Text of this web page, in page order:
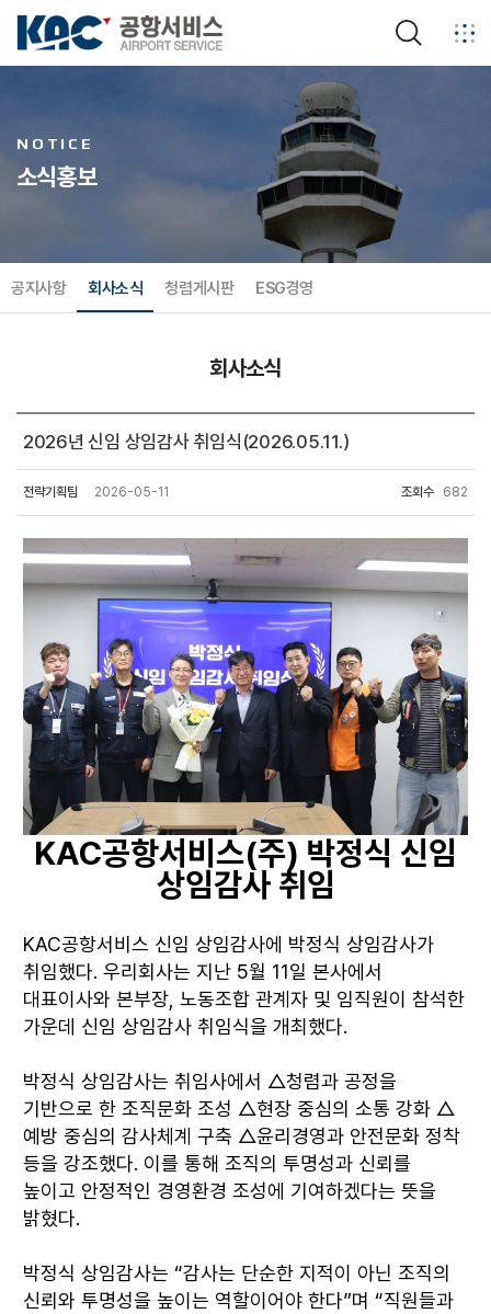
검색
NOTICE
소식홍보
공지사항 회사소식 청렴게시판 ESG경영
회사소식
2026년 신임 상임감사 취임식(2026.05.11.)
전략기획팀 2026-05-11 조회수 682
KAC공항서비스(주) 박정식 신임
상임감사 취임
KAC공항서비스 신임 상임감사에 박정식 상임감사가
취임했다. 우리회사는 지난 5월 11일 본사에서
대표이사와 본부장, 노동조합 관계자 및 임직원이 참석한
가운데 신임 상임감사 취임식을 개최했다.
박정식 상임감사는 취임사에서 △청렴과 공정을
기반으로 한 조직문화 조성 △현장 중심의 소통 강화 △
예방 중심의 감사체계 구축 △윤리경영과 안전문화 정착
등을 강조했다. 이를 통해 조직의 투명성과 신뢰를
높이고 안정적인 경영환경 조성에 기여하겠다는 뜻을
밝혔다.
박정식 상임감사는 “감사는 단순한 지적이 아닌 조직의
신뢰와 투명성을 높이는 역할이어야 한다”며 “직원들과